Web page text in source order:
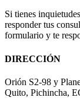
Si tienes
responder tus
formulario y te
DIRECCIÓN
Orión S2-98 y
Quito, Pichincha,